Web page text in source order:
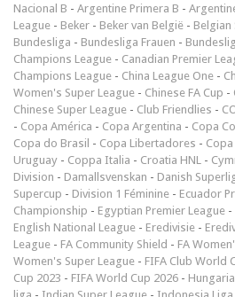
Nacional B - Argentine Primera B -
League - Beker - Beker van België - Belgian
Bundesliga - Bundesliga Frauen -
Champions League - Canadian Premier
Champions League - China League One -
Women's Super League - Chinese FA Cup -
Chinese Super League - Club Friendlies -
- Copa América - Copa Argentina - Copa
Copa do Brasil - Copa Libertadores -
Uruguay - Coppa Italia - Croatia HNL -
Division - Damallsvenskan - Danish
Supercup - Division 1 Féminine - Ecuador
Championship - Egyptian Premier League -
English National League - Eredivisie -
League - FA Community Shield - FA
Women's Super League - FIFA Club World
Cup 2023 - FIFA World Cup 2026 -